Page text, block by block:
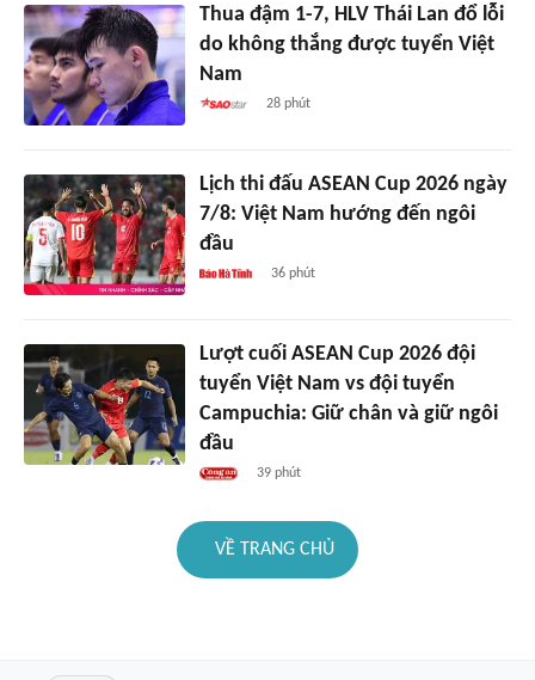
Thua đậm 1-7, HLV Thái Lan đổ lỗi
do không thắng được tuyển Việt
Nam
28 phút
Lịch thi đấu ASEAN Cup 2026 ngày
7/8: Việt Nam hướng đến ngôi
đầu
36 phút
Lượt cuối ASEAN Cup 2026 đội
tuyển Việt Nam vs đội tuyển
Campuchia: Giữ chân và giữ ngôi
đầu
39 phút
VỀ TRANG CHỦ